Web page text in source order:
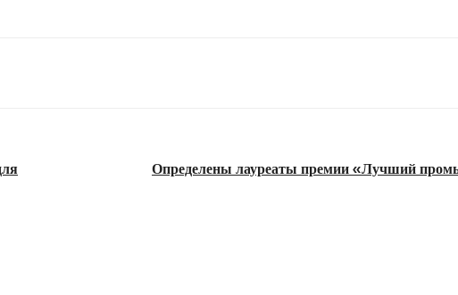
Определены лауреаты премии «Лучший